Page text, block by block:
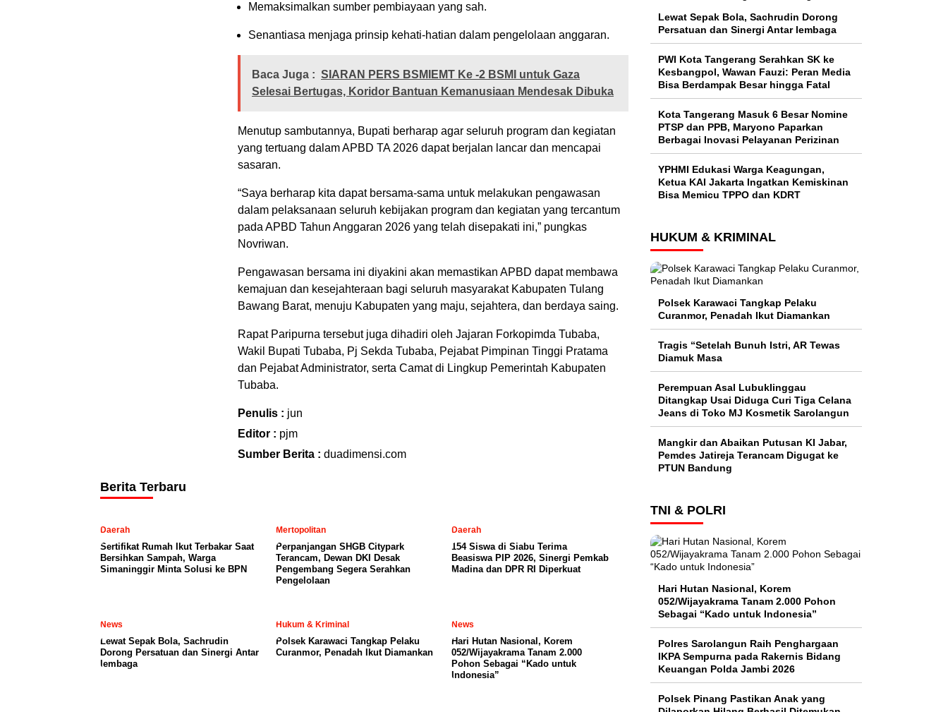
Memaksimalkan sumber pembiayaan yang sah.
Senantiasa menjaga prinsip kehati-hatian dalam pengelolaan anggaran.
Baca Juga : SIARAN PERS BSMIEMT Ke -2 BSMI untuk Gaza
Selesai Bertugas, Koridor Bantuan Kemanusiaan Mendesak Dibuka
Menutup sambutannya, Bupati berharap agar seluruh program dan kegiatan
yang tertuang dalam APBD TA 2026 dapat berjalan lancar dan mencapai
sasaran.
“Saya berharap kita dapat bersama-sama untuk melakukan pengawasan
dalam pelaksanaan seluruh kebijakan program dan kegiatan yang tercantum
pada APBD Tahun Anggaran 2026 yang telah disepakati ini,” pungkas
Novriwan.
Pengawasan bersama ini diyakini akan memastikan APBD dapat membawa
kemajuan dan kesejahteraan bagi seluruh masyarakat Kabupaten Tulang
Bawang Barat, menuju Kabupaten yang maju, sejahtera, dan berdaya saing.
Rapat Paripurna tersebut juga dihadiri oleh Jajaran Forkopimda Tubaba,
Wakil Bupati Tubaba, Pj Sekda Tubaba, Pejabat Pimpinan Tinggi Pratama
dan Pejabat Administrator, serta Camat di Lingkup Pemerintah Kabupaten
Tubaba.
Penulis : jun
Editor : pjm
Sumber Berita : duadimensi.com
Berita Terbaru
Daerah
Sertifikat Rumah Ikut Terbakar Saat
Bersihkan Sampah, Warga
Simaninggir Minta Solusi ke BPN
Mertopolitan
Perpanjangan SHGB Citypark
Terancam, Dewan DKI Desak
Pengembang Segera Serahkan
Pengelolaan
Daerah
154 Siswa di Siabu Terima
Beasiswa PIP 2026, Sinergi Pemkab
Madina dan DPR RI Diperkuat
News
Lewat Sepak Bola, Sachrudin
Dorong Persatuan dan Sinergi Antar
lembaga
Hukum & Kriminal
Polsek Karawaci Tangkap Pelaku
Curanmor, Penadah Ikut Diamankan
News
Hari Hutan Nasional, Korem
052/Wijayakrama Tanam 2.000
Pohon Sebagai “Kado untuk
Indonesia”
Lewat Sepak Bola, Sachrudin Dorong
Persatuan dan Sinergi Antar lembaga
PWI Kota Tangerang Serahkan SK ke
Kesbangpol, Wawan Fauzi: Peran Media
Bisa Berdampak Besar hingga Fatal
Kota Tangerang Masuk 6 Besar Nomine
PTSP dan PPB, Maryono Paparkan
Berbagai Inovasi Pelayanan Perizinan
YPHMI Edukasi Warga Keagungan,
Ketua KAI Jakarta Ingatkan Kemiskinan
Bisa Memicu TPPO dan KDRT
HUKUM & KRIMINAL
Polsek Karawaci Tangkap Pelaku
Curanmor, Penadah Ikut Diamankan
Tragis “Setelah Bunuh Istri, AR Tewas
Diamuk Masa
Perempuan Asal Lubuklinggau
Ditangkap Usai Diduga Curi Tiga Celana
Jeans di Toko MJ Kosmetik Sarolangun
Mangkir dan Abaikan Putusan KI Jabar,
Pemdes Jatireja Terancam Digugat ke
PTUN Bandung
TNI & POLRI
Hari Hutan Nasional, Korem
052/Wijayakrama Tanam 2.000 Pohon
Sebagai “Kado untuk Indonesia”
Polres Sarolangun Raih Penghargaan
IKPA Sempurna pada Rakernis Bidang
Keuangan Polda Jambi 2026
Polsek Pinang Pastikan Anak yang